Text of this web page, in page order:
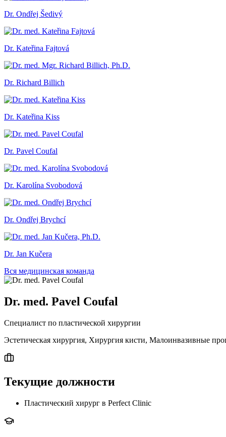
Dr. Ondřej Šedivý
Dr. Kateřina Fajtová
Dr. Richard Billich
Dr. Kateřina Kiss
Dr. Pavel Coufal
Dr. Karolína Svobodová
Dr. Ondřej Brychcí
Dr. Jan Kučera
Вся медицинская команда
Dr. med. Pavel Coufal
Специалист по пластической хирургии
Эстетическая хирургия, Хирургия кисти, Малоинвазивные
Текущие должности
Пластический хирург в Perfect Clinic